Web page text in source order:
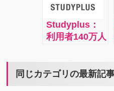
とそれぞれの
近のヒット作
から懐かしの
ビドラマシリ
Studyplus：
利用者140万人
SNSアプリ
同じカテゴリの最新記